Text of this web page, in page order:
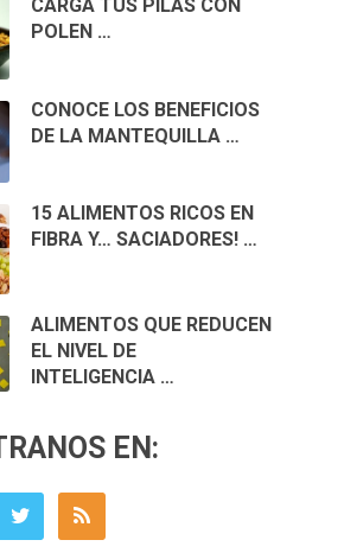
CARGA TUS PILAS CON
POLEN …
CONOCE LOS BENEFICIOS
DE LA MANTEQUILLA …
15 ALIMENTOS RICOS EN
FIBRA Y… SACIADORES! …
ALIMENTOS QUE REDUCEN
EL NIVEL DE
INTELIGENCIA …
EN: